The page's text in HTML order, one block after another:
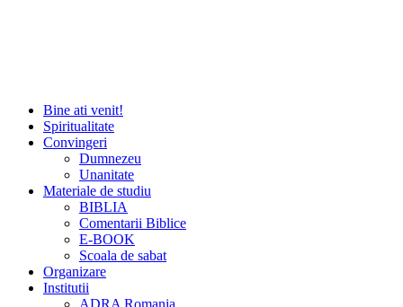
Bine ati venit!
Spiritualitate
Convingeri
Dumnezeu
Unanitate
Materiale de studiu
BIBLIA
Comentarii Biblice
E-BOOK
Scoala de sabat
Organizare
Institutii
ADRA Romania